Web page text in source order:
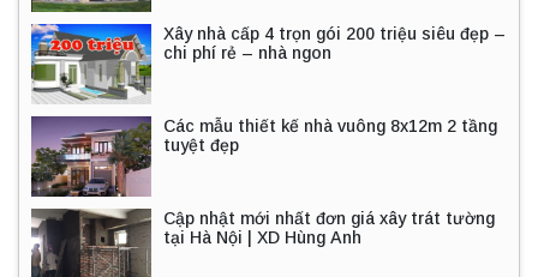
Xây nhà cấp 4 trọn gói 200 triệu siêu đẹp –
chi phí rẻ – nhà ngon
Các mẫu thiết kế nhà vuông 8x12m 2 tầng
tuyệt đẹp
Cập nhật mới nhất đơn giá xây trát tường
tại Hà Nội | XD Hùng Anh